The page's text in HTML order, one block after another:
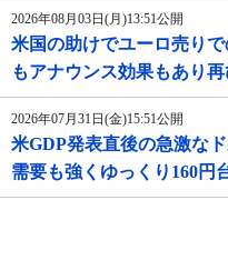
2026年08月03日(月)13:51公開
米国の助けでユーロ売り
もアナウンス効果もあり
2026年07月31日(金)15:51公開
米GDP発表直後の急激な
需要も強くゆっくり160円